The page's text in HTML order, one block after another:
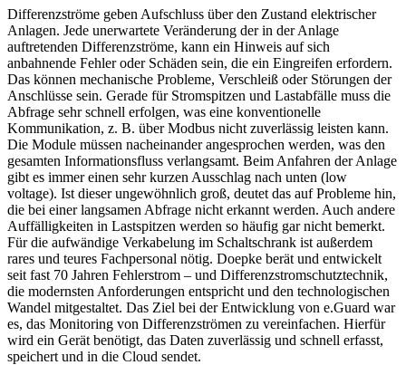
Differenzströme geben Aufschluss über den Zustand elektrischer
Anlagen. Jede unerwartete Veränderung der in der Anlage
auftretenden Differenzströme, kann ein Hinweis auf sich
anbahnende Fehler oder Schäden sein, die ein Eingreifen erfordern.
Das können mechanische Probleme, Verschleiß oder Störungen der
Anschlüsse sein. Gerade für Stromspitzen und Lastabfälle muss die
Abfrage sehr schnell erfolgen, was eine konventionelle
Kommunikation, z. B. über Modbus nicht zuverlässig leisten kann.
Die Module müssen nacheinander angesprochen werden, was den
gesamten Informationsfluss verlangsamt. Beim Anfahren der Anlage
gibt es immer einen sehr kurzen Ausschlag nach unten (low
voltage). Ist dieser ungewöhnlich groß, deutet das auf Probleme hin,
die bei einer langsamen Abfrage nicht erkannt werden. Auch andere
Auffälligkeiten in Lastspitzen werden so häufig gar nicht bemerkt.
Für die aufwändige Verkabelung im Schaltschrank ist außerdem
rares und teures Fachpersonal nötig. Doepke berät und entwickelt
seit fast 70 Jahren Fehlerstrom – und Differenzstromschutztechnik,
die modernsten Anforderungen entspricht und den technologischen
Wandel mitgestaltet. Das Ziel bei der Entwicklung von e.Guard war
es, das Monitoring von Differenzströmen zu vereinfachen. Hierfür
wird ein Gerät benötigt, das Daten zuverlässig und schnell erfasst,
speichert und in die Cloud sendet.